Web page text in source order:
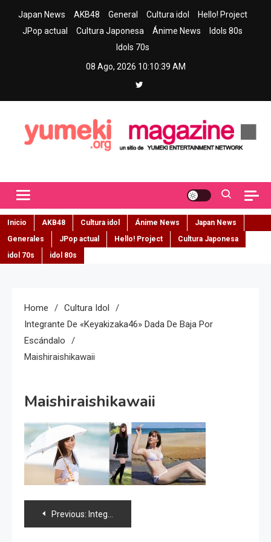
Japan News AKB48 General Cultura idol
Hello! Project
JPop actual
Cultura Japonesa Ánime News
Idols 80s
Idols 70s
08 Ago, 2026 10:10:40 AM
Inicio AKB48 Cultura idol Ánime News
Japan News
Generales
JPop actual Hello! Project
Cultura Japonesa
idol 70s
idol 80s
Home
Cultura Idol
Integrante De «Keyakizaka46» Dada De Baja Por
Escándalo
Maishiraishikawaii
Maishiraishikawaii
Navegación
Previous: Integrante de «Keyakizaka46» dada de baja por escándalo